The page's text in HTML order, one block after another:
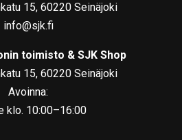
15, 60220 Seinäjoki
info@sjk.fi
toimisto & SJK Shop
15, 60220 Seinäjoki
Avoinna:
klo. 10:00–16:00